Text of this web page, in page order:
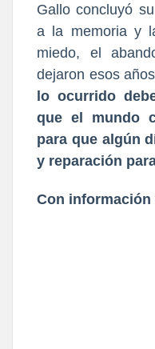
Gallo concluyó
a la memoria y
miedo, el
dejaron esos
lo ocurrido
que el mundo
para que algún
y reparación
Con información